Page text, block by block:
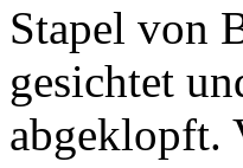
Stapel von
gesichtet
abgeklopft.